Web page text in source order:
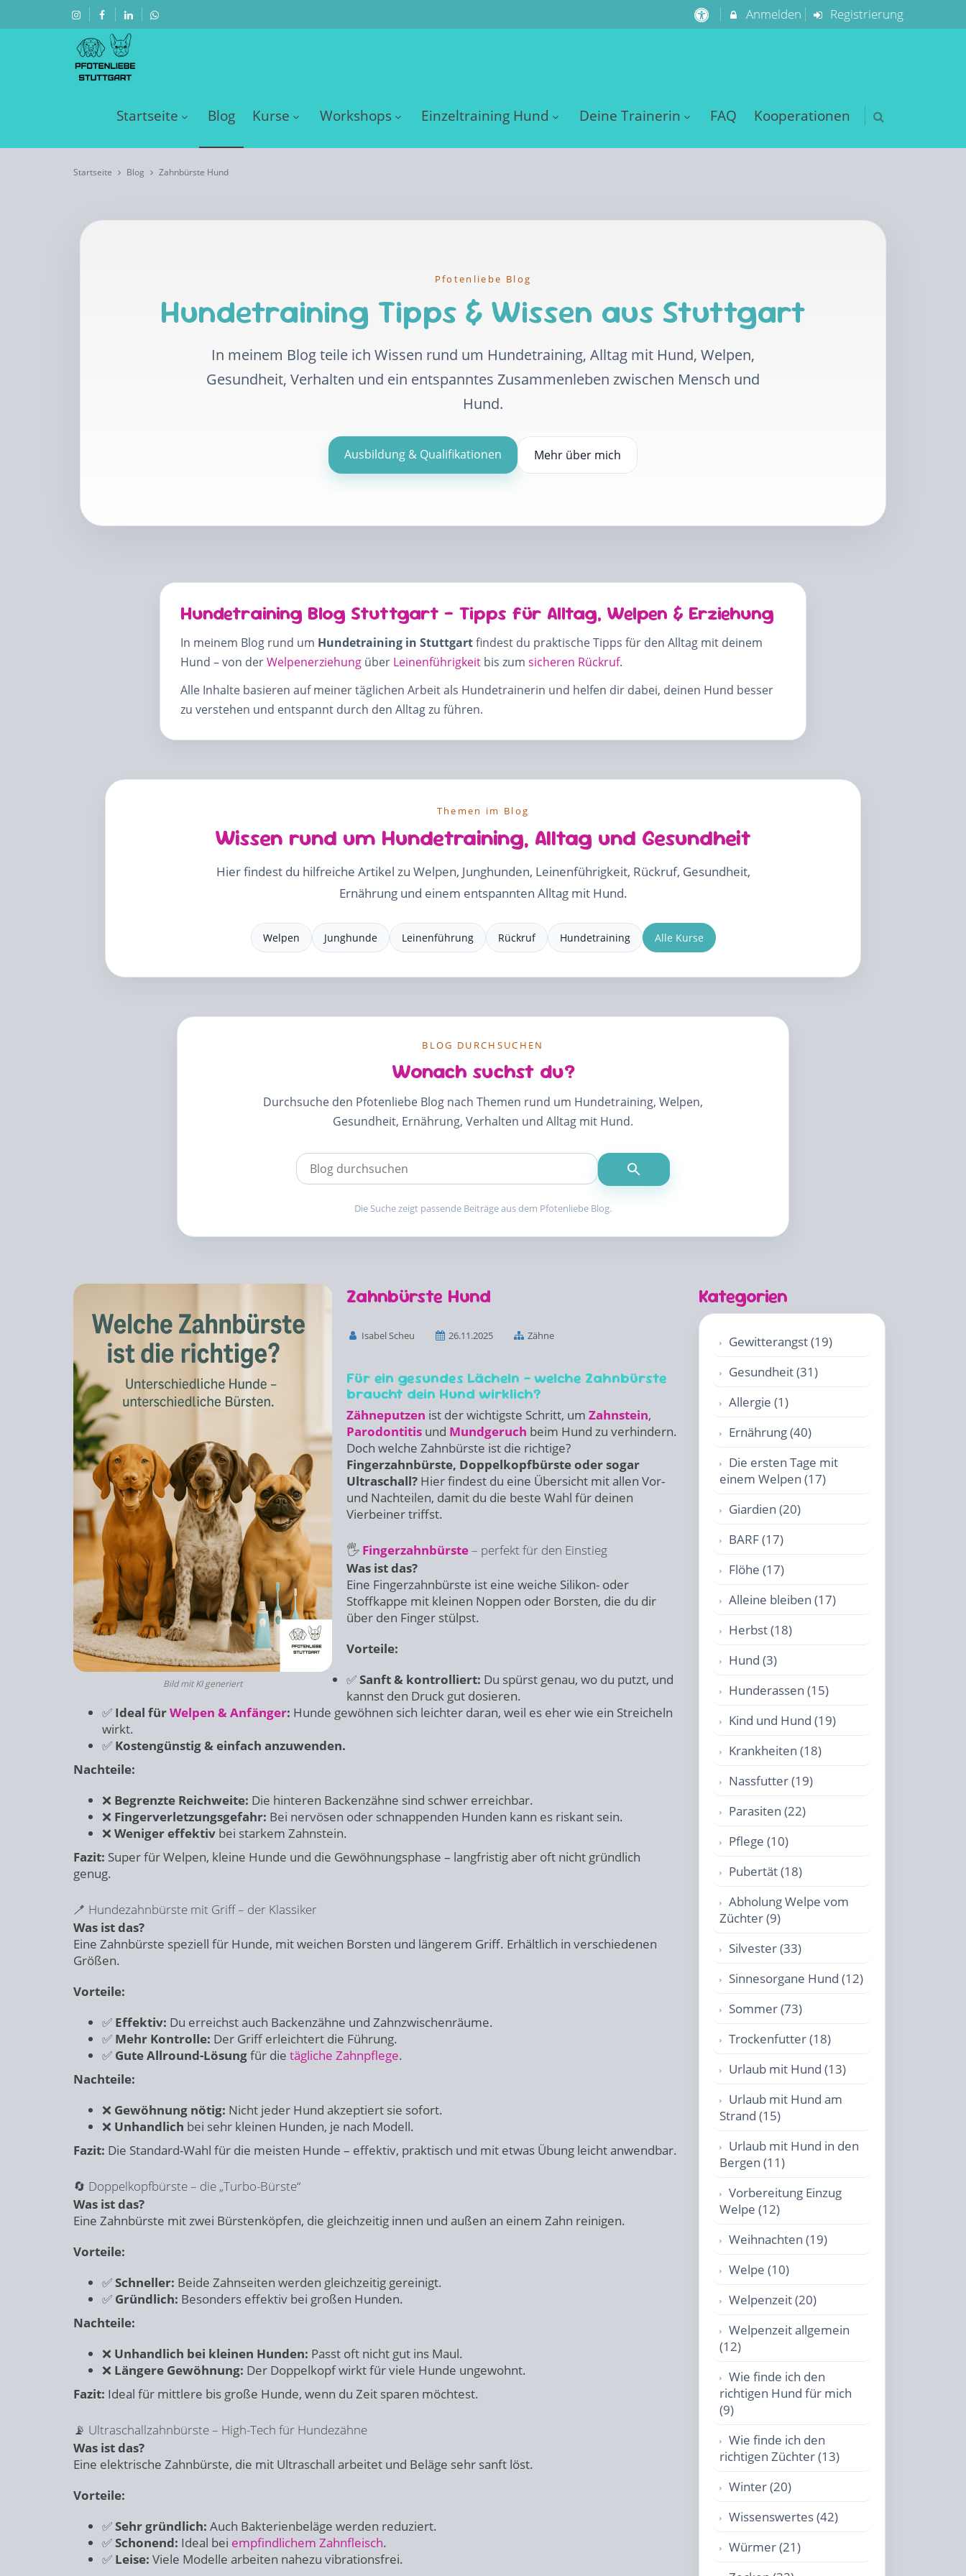
Anmelden Registrierung
Startseite Blog Kurse Workshops Einzeltraining Hund Deine Trainerin FAQ Kooperationen
Startseite Blog Zahnbürste Hund
Pfotenliebe Blog
Hundetraining Tipps & Wissen aus Stuttgart
In meinem Blog teile ich Wissen rund um Hundetraining, Alltag mit Hund, Welpen,
Gesundheit, Verhalten und ein entspanntes Zusammenleben zwischen Mensch und
Hund.
Ausbildung & Qualifikationen Mehr über mich
Hundetraining Blog Stuttgart – Tipps für Alltag, Welpen & Erziehung
In meinem Blog rund um Hundetraining in Stuttgartfindest du praktische Tipps für den Alltag mit deinem
Hund – von derWelpenerziehung über Leinenführigkeit bis zum sicheren Rückruf.
Alle Inhalte basieren auf meiner täglichen Arbeit als Hundetrainerin und helfen dir dabei, deinen Hund besser
zu verstehen und entspannt durch den Alltag zu führen.
Themen im Blog
Wissen rund um Hundetraining, Alltag und Gesundheit
Hier findest du hilfreiche Artikel zu Welpen, Junghunden, Leinenführigkeit, Rückruf, Gesundheit,
Ernährung und einem entspannten Alltag mit Hund.
Welpen Junghunde Leinenführung Rückruf Hundetraining Alle Kurse
BLOG DURCHSUCHEN
Wonach suchst du?
Durchsuche den Pfotenliebe Blog nach Themen rund um Hundetraining, Welpen,
Gesundheit, Ernährung, Verhalten und Alltag mit Hund.
nach
und
das
die
Eingabetaste,
Suchergebnis
von
Touchgeräten
können
Touch-
und
Streichgesten
verwenden.
Die Suche zeigt passende Beiträge aus dem Pfotenliebe Blog.
Bild mit KI generiert
Zahnbürste Hund
Isabel Scheu 26.11.2025 Zähne
Für ein gesundes Lächeln – welche Zahnbürste
braucht dein Hund wirklich?
Zähneputzen ist der wichtigste Schritt, um Zahnstein,
Parodontitis und Mundgeruch beim Hund zu verhindern.
Doch welche Zahnbürste ist die richtige?
Fingerzahnbürste, Doppelkopfbürste oder sogar
Ultraschall? Hier findest du eine Übersicht mit allen Vor-
und Nachteilen, damit du die beste Wahl für deinen
Vierbeiner triffst.
🖐️ Fingerzahnbürste– perfekt für den Einstieg
Was ist das?
Eine Fingerzahnbürste ist eine weiche Silikon- oder
Stoffkappe mit kleinen Noppen oder Borsten, die du dir
über den Finger stülpst.
Vorteile:
✅Sanft & kontrolliert: Du spürst genau, wo du putzt, und
kannst den Druck gut dosieren.
✅ Ideal fürWelpen & Anfänger: Hunde gewöhnen sich leichter daran, weil es eher wie ein Streicheln
wirkt.
✅ Kostengünstig & einfach anzuwenden.
Nachteile:
❌ Begrenzte Reichweite: Die hinteren Backenzähne sind schwer erreichbar.
❌ Fingerverletzungsgefahr: Bei nervösen oder schnappenden Hunden kann es riskant sein.
❌Weniger effektiv bei starkem Zahnstein.
Fazit: Super für Welpen, kleine Hunde und die Gewöhnungsphase – langfristig aber oft nicht gründlich
genug.
🪥 Hundezahnbürste mit Griff – der Klassiker
Was ist das?
Eine Zahnbürste speziell für Hunde, mit weichen Borsten und längerem Griff. Erhältlich in verschiedenen
Größen.
Vorteile:
✅ Effektiv: Du erreichst auch Backenzähne und Zahnzwischenräume.
✅ Mehr Kontrolle: Der Griff erleichtert die Führung.
✅ Gute Allround-Lösungfür die tägliche Zahnpflege.
Nachteile:
❌ Gewöhnung nötig: Nicht jeder Hund akzeptiert sie sofort.
❌ Unhandlich bei sehr kleinen Hunden, je nach Modell.
Fazit: Die Standard-Wahl für die meisten Hunde – effektiv, praktisch und mit etwas Übung leicht anwendbar.
🔄 Doppelkopfbürste – die „Turbo-Bürste“
Was ist das?
Eine Zahnbürste mit zwei Bürstenköpfen, die gleichzeitig innen und außen an einem Zahn reinigen.
Vorteile:
✅Schneller: Beide Zahnseiten werden gleichzeitig gereinigt.
✅ Gründlich: Besonders effektiv bei großen Hunden.
Nachteile:
❌ Unhandlich bei kleinen Hunden: Passt oft nicht gut ins Maul.
❌ Längere Gewöhnung: Der Doppelkopf wirkt für viele Hunde ungewohnt.
Fazit: Ideal für mittlere bis große Hunde, wenn du Zeit sparen möchtest.
📡 Ultraschallzahnbürste – High-Tech für Hundezähne
Was ist das?
Eine elektrische Zahnbürste, die mit Ultraschall arbeitet und Beläge sehr sanft löst.
Vorteile:
✅Sehr gründlich: Auch Bakterienbeläge werden reduziert.
✅Schonend: Ideal bei empfindlichem Zahnfleisch.
✅ Leise: Viele Modelle arbeiten nahezu vibrationsfrei.
Kategorien
Gewitterangst (19)
Gesundheit (31)
Allergie (1)
Ernährung (40)
Die ersten Tage mit
einem Welpen (17)
Giardien (20)
BARF (17)
Flöhe (17)
Alleine bleiben (17)
Herbst (18)
Hund (3)
Hunderassen (15)
Kind und Hund (19)
Krankheiten (18)
Nassfutter (19)
Parasiten (22)
Pflege (10)
Pubertät (18)
Abholung Welpe vom
Züchter (9)
Silvester (33)
Sinnesorgane Hund (12)
Sommer (73)
Trockenfutter (18)
Urlaub mit Hund (13)
Urlaub mit Hund am
Strand (15)
Urlaub mit Hund in den
Bergen (11)
Vorbereitung Einzug
Welpe (12)
Weihnachten (19)
Welpe (10)
Welpenzeit (20)
Welpenzeit allgemein
(12)
Wie finde ich den
richtigen Hund für mich
(9)
Wie finde ich den
richtigen Züchter (13)
Winter (20)
Wissenswertes (42)
Würmer (21)